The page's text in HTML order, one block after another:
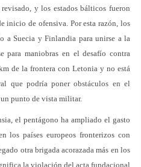
y los estados bálticos fueron
inicio de ofensiva. Por esta razón, los
a Suecia y Finlandia para unirse a la
para maniobras en el desafío contra
de la frontera con Letonia y no está
que podría poner obstáculos en el
punto de vista militar.
el pentágono ha ampliado el gasto
los países europeos fronterizos con
otra brigada acorazada más en los
la violación del acta fundacional